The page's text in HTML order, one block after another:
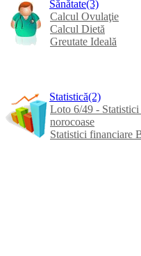
Sănătate(3)
Calcul Ovulaţie
Calcul Dietă
Greutate Ideală
Statistică(2)
Loto 6/49 -
norocoase
Statistici financiare